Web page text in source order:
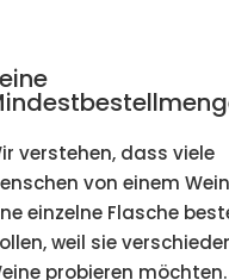
verstehen, dass viele
von einem
einzelne Flasche
weil sie
probieren möchten.